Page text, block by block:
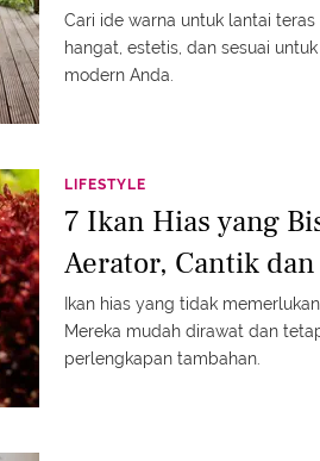
Cari ide warna untuk lantai
hangat, estetis, dan sesuai
modern Anda.
LIFESTYLE
7 Ikan Hias yang
Aerator, Cantik
Ikan hias yang tidak
Mereka mudah dirawat dan
perlengkapan tambahan.